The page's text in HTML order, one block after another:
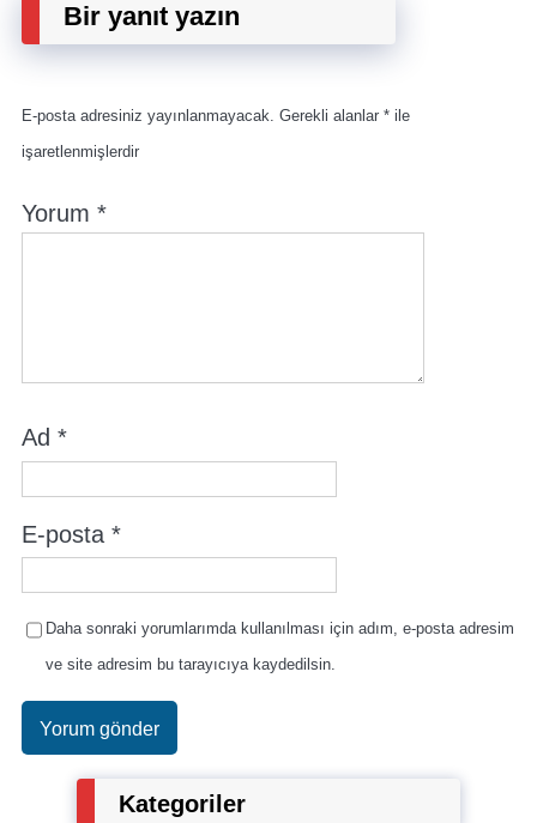
Bir yanıt yazın
E-posta adresiniz yayınlanmayacak. Gerekli alanlar * ile
işaretlenmişlerdir
Yorum *
Ad *
E-posta *
Daha sonraki yorumlarımda kullanılması için adım, e-posta adresim
ve site adresim bu tarayıcıya kaydedilsin.
Kategoriler